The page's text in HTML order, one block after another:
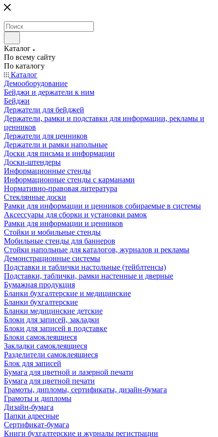
Каталог
По всему сайту
По каталогу
Каталог
Демооборудование
Бейджи и держатели к ним
Бейджи
Держатели для бейджей
Держатели, рамки и подставки для информации, рекламы и
ценников
Держатели для ценников
Держатели и рамки напольные
Доски для письма и информации
Доски-штендеры
Информационные стенды
Информационные стенды с карманами
Нормативно-правовая литература
Стеклянные доски
Рамки для информации и ценников собираемые в системы
Аксессуары для сборки и установки рамок
Рамки для информации и ценников
Стойки и мобильные стенды
Мобильные стенды для баннеров
Стойки напольные для каталогов, журналов и рекламы
Демонстрационные системы
Подставки и таблички настольные (тейблтенсы)
Подставки, таблички, рамки настенные и дверные
Бумажная продукция
Бланки бухгалтерские и медицинские
Бланки бухгалтерские
Бланки медицинские детские
Блоки для записей, закладки
Блоки для записей в подставке
Блоки самоклеящиеся
Закладки самоклеящиеся
Разделители самоклеящиеся
Блок для записей
Бумага для цветной и лазерной печати
Бумага для цветной печати
Грамоты, дипломы, сертификаты, дизайн-бумага
Грамоты и дипломы
Дизайн-бумага
Папки адресные
Сертификат-бумага
Книги бухгалтерские и журналы регистрации